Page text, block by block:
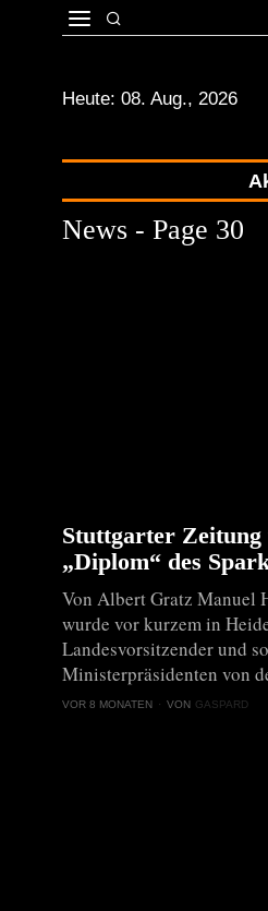
Heute: 08. Aug., 2026
News - Page 30
Stuttgarter Zeitung
„Diplom“ des
Von Albert Gratz Manuel
wurde vor kurzem in
Landesvorsitzender und
Ministerpräsidenten von
VOR 8 MONATEN VON GASPARD